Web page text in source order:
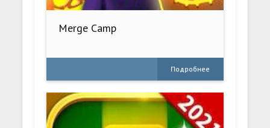
Merge Camp
Подробнее